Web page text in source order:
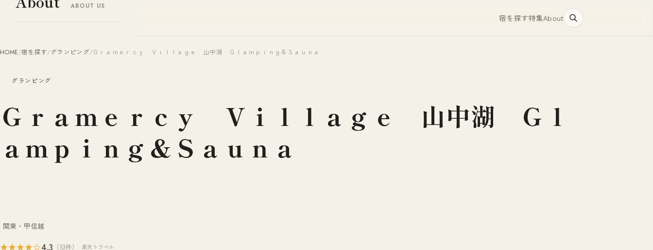
宿を探す特集About
ABOUT US
HOME/宿を探す/グランピング/Ｇｒａｍｅｒｃｙ Ｖｉｌｌａｇｅ 山中湖 Ｇｌａｍｐｉｎｇ＆Ｓａｕｎａ
グランピング
Ｇｒａｍｅｒｃｙ Ｖｉｌｌａｇｅ 山中湖 Ｇｌ
ａｍｐｉｎｇ＆Ｓａｕｎａ
関東・甲信越
★★★★☆4.3 （53件） 楽天トラベル